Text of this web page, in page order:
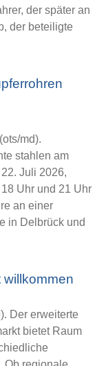
der später an
der beteiligte
md).
stahlen am
Juli 2026,
Uhr und 21 Uhr
an einer
in Delbrück und
Der erweiterte
bietet Raum